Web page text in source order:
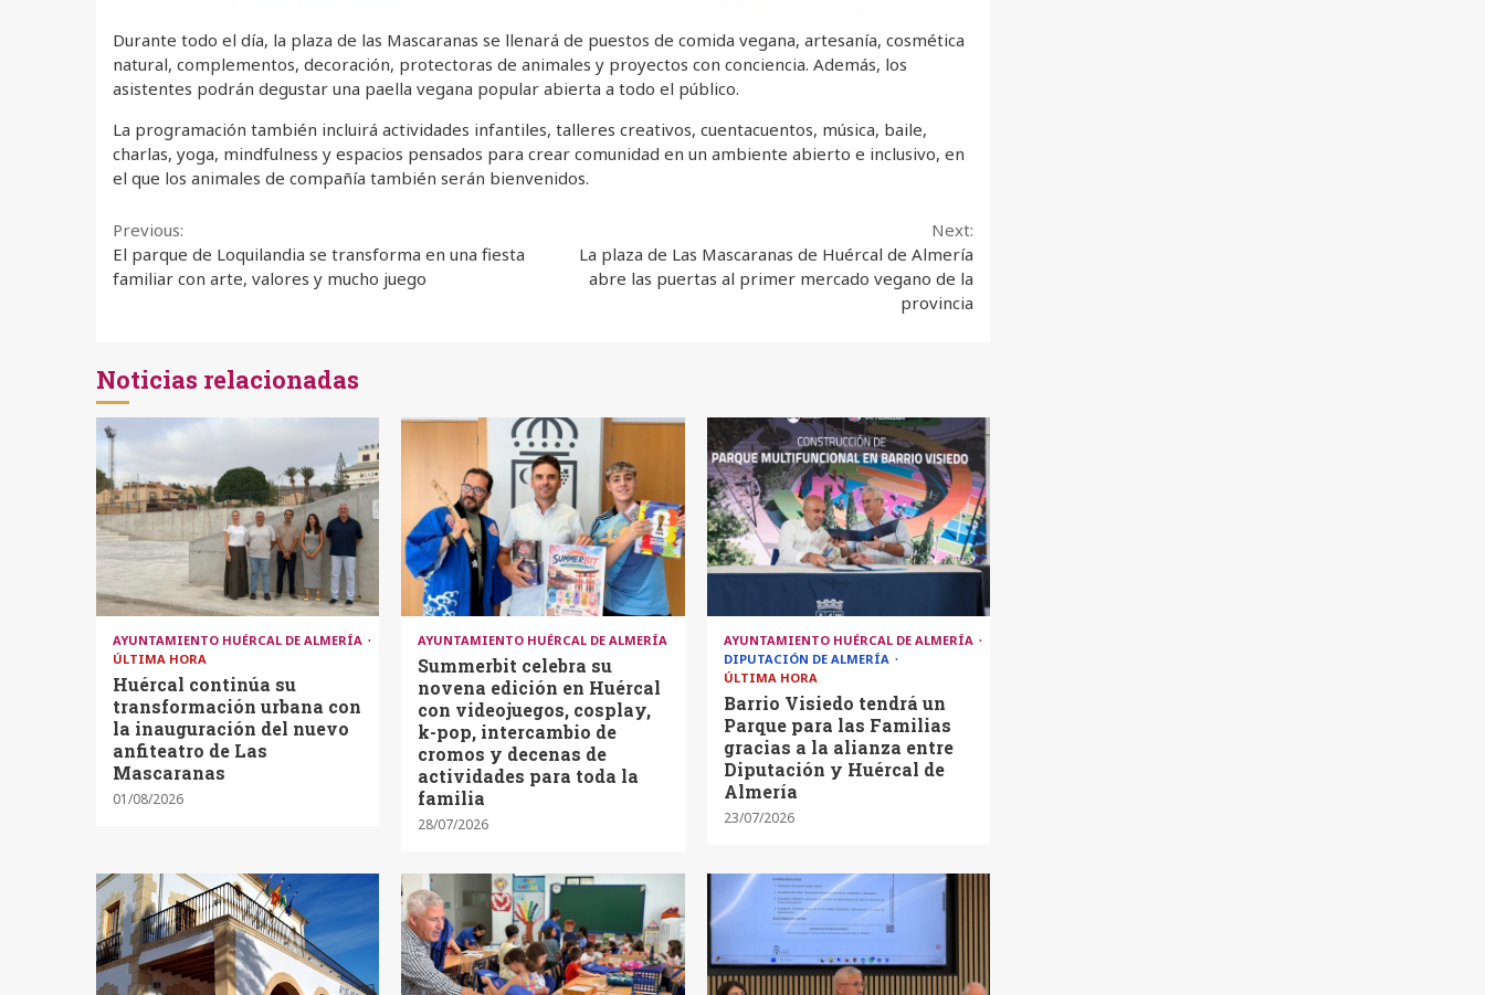
Durante todo el día, la plaza de las Mascaranas se llenará de puestos de comida vegana, artesanía, cosmética
natural, complementos, decoración, protectoras de animales y proyectos con conciencia. Además, los
asistentes podrán degustar una paella vegana popular abierta a todo el público.
La programación también incluirá actividades infantiles, talleres creativos, cuentacuentos, música, baile,
charlas, yoga, mindfulness y espacios pensados para crear comunidad en un ambiente abierto e inclusivo, en
el que los animales de compañía también serán bienvenidos.
Continue
Reading
Previous:
El parque de Loquilandia se transforma en una fiesta
familiar con arte, valores y mucho juego
Next:
La plaza de Las Mascaranas de Huércal de Almería
abre las puertas al primer mercado vegano de la
provincia
Noticias relacionadas
AYUNTAMIENTO HUÉRCAL DE ALMERÍA
ÚLTIMA HORA
Huércal continúa su
transformación urbana con
la inauguración del nuevo
anfiteatro de Las
Mascaranas
01/08/2026
AYUNTAMIENTO HUÉRCAL DE ALMERÍA
Summerbit celebra su
novena edición en Huércal
con videojuegos, cosplay,
k-pop, intercambio de
cromos y decenas de
actividades para toda la
familia
28/07/2026
AYUNTAMIENTO HUÉRCAL DE ALMERÍA
DIPUTACIÓN DE ALMERÍA
ÚLTIMA HORA
Barrio Visiedo tendrá un
Parque para las Familias
gracias a la alianza entre
Diputación y Huércal de
Almería
23/07/2026